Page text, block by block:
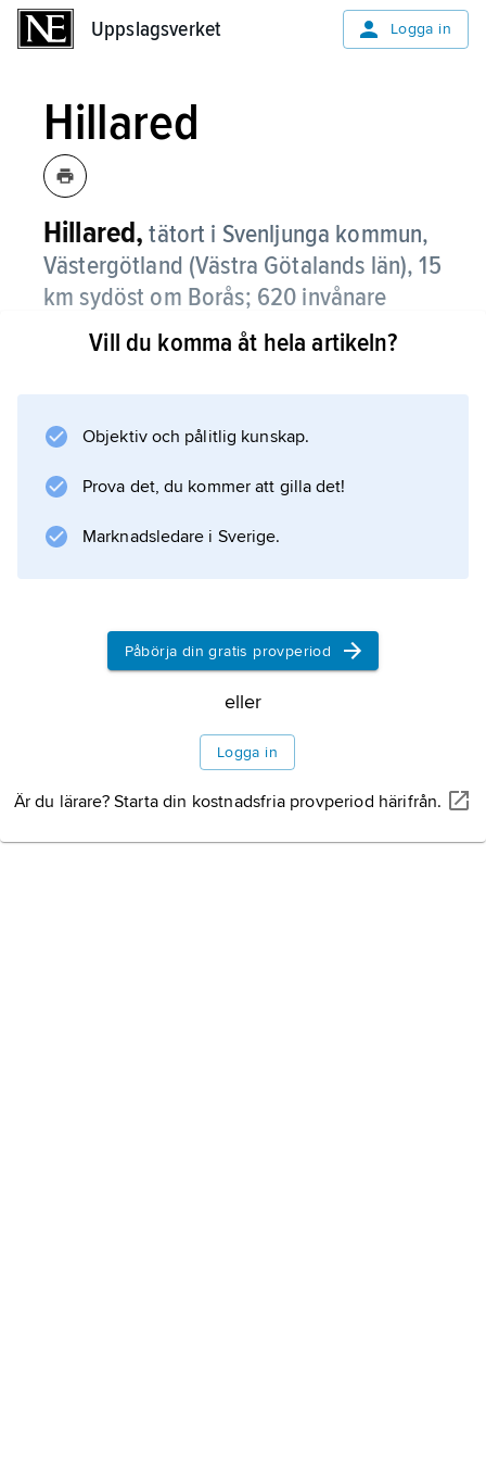
Uppslagsverket Logga in
Hillared
Hillared, tätort i Svenljunga kommun,
Västergötland (Västra Götalands län), 15
km sydöst om Borås; 620 invånare
(2021).
Borås.
Information om artikeln
Vill du komma åt hela artikeln?
Objektiv och pålitlig kunskap.
Prova det, du kommer att gilla det!
Marknadsledare i Sverige.
Påbörja din gratis provperiod
eller
Logga in
Är du lärare? Starta din kostnadsfria provperiod härifrån.